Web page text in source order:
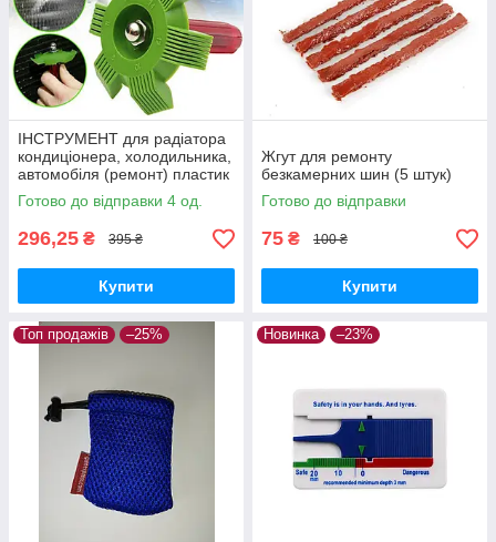
ІНСТРУМЕНТ для радіатора
кондиціонера, холодильника,
автомобіля (ремонт) пластик
Готово до відправки 4 од.
296,25 ₴ 395 ₴
Купити
Жгут для ремонту
безкамерних шин (5 штук)
Готово до відправки
75 ₴ 100 ₴
Купити
Топ продажів –25% Новинка –23%